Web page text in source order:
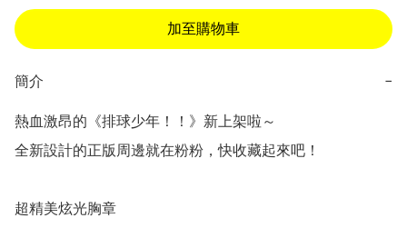
加至購物車
簡介 −
熱血激昂的《排球少年！！》新上架啦～
全新設計的正版周邊就在粉粉，快收藏起來吧！
超精美炫光胸章